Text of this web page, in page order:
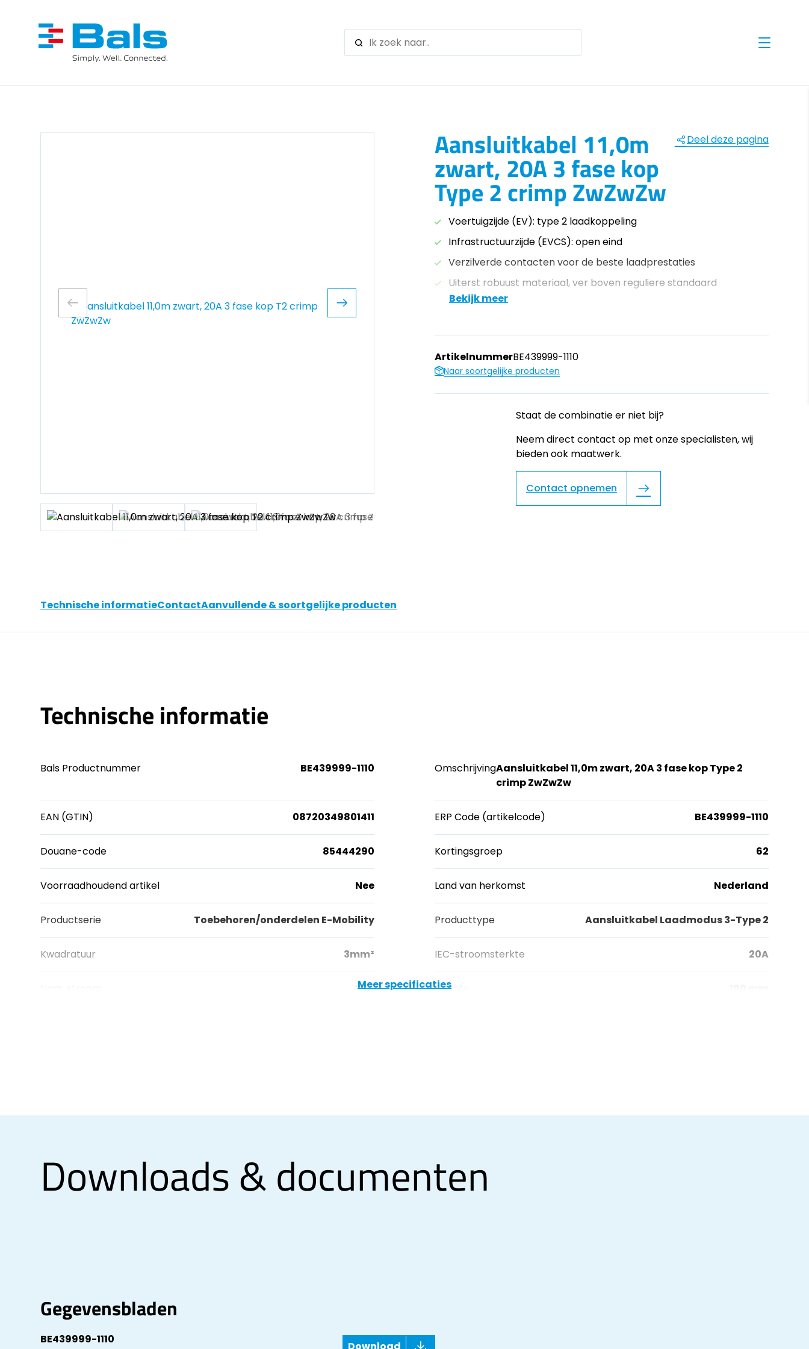
When autocomplete results are available use up and down arrows to
Aansluitkabel 11,0m
zwart, 20A 3 fase kop
Type 2 crimp ZwZwZw
Deel deze pagina
Voertuigzijde (EV): type 2 laadkoppeling
Infrastructuurzijde (EVCS): open eind
Verzilverde contacten voor de beste laadprestaties
Uiterst robuust materiaal, ver boven reguliere standaard
Bekijk meer
ArtikelnummerBE439999-1110
Naar soortgelijke producten
Staat de combinatie er niet bij?
Neem direct contact op met onze specialisten, wij
bieden ook maatwerk.
Contact opnemen
Technische informatieContactAanvullende & soortgelijke producten
Technische informatie
Bals Productnummer BE439999-1110 OmschrijvingAansluitkabel 11,0m zwart, 20A 3 fase kop Type 2
crimp ZwZwZw
EAN (GTIN) 08720349801411 ERP Code (artikelcode) BE439999-1110
Douane-code 85444290 Kortingsgroep 62
Voorraadhoudend artikel Nee Land van herkomst Nederland
Productserie Toebehoren/onderdelen E-Mobility Producttype Aansluitkabel Laadmodus 3-Type 2
Kwadratuur 3mm² IEC-stroomsterkte 20A
20A Hoogte
Meer specificaties
Downloads & documenten
Gegevensbladen
BE439999-1110
Download